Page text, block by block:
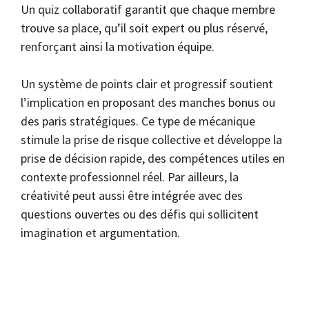
Un quiz collaboratif garantit que chaque membre
trouve sa place, qu’il soit expert ou plus réservé,
renforçant ainsi la motivation équipe.
Un système de points clair et progressif soutient
l’implication en proposant des manches bonus ou
des paris stratégiques. Ce type de mécanique
stimule la prise de risque collective et développe la
prise de décision rapide, des compétences utiles en
contexte professionnel réel. Par ailleurs, la
créativité peut aussi être intégrée avec des
questions ouvertes ou des défis qui sollicitent
imagination et argumentation.